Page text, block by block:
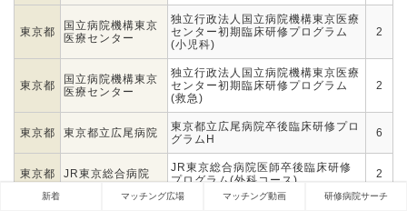
東京都
国立病院機構東京
医療センター
独立行政法人国立病院機構東京医療
センター初期臨床研修プログラム
(小児科)
2
東京都
国立病院機構東京
医療センター
独立行政法人国立病院機構東京医療
センター初期臨床研修プログラム
(救急)
2
東京都 東京都立広尾病院
東京都立広尾病院卒後臨床研修プロ
グラムH
6
東京都 JR東京総合病院
JR東京総合病院医師卒後臨床研修
プログラム(外科コース)
2
新着 マッチング広場 マッチング動画 研修病院サーチ